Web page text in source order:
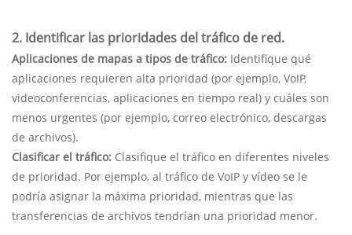
2. Identificar las prioridades del tráfico de red.
Aplicaciones de mapas a tipos de tráfico: Identifique qué
aplicaciones requieren alta prioridad (por ejemplo, VoIP,
videoconferencias, aplicaciones en tiempo real) y cuáles son
menos urgentes (por ejemplo, correo electrónico, descargas
de archivos).
Clasificar el tráfico: Clasifique el tráfico en diferentes niveles
de prioridad. Por ejemplo, al tráfico de VoIP y vídeo se le
podría asignar la máxima prioridad, mientras que las
transferencias de archivos tendrían una prioridad menor.